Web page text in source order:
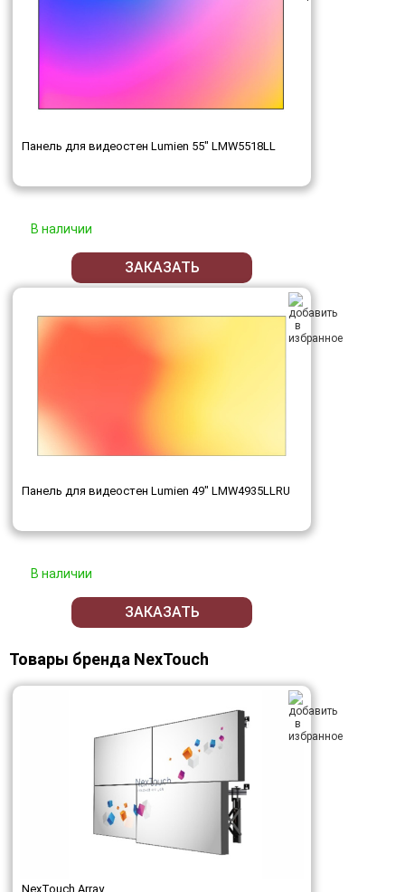
Панель для видеостен Lumien 55" LMW5518LL
В наличии
ЗАКАЗАТЬ
Панель для видеостен Lumien 49" LMW4935LLRU
В наличии
ЗАКАЗАТЬ
Товары бренда NexTouch
NexTouch Array